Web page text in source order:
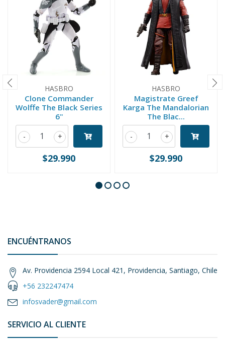
HASBRO
Clone Commander
Wolffe The Black Series
6"
+
-
$29.990
HASBRO
Magistrate Greef
Karga The Mandalorian
The Blac...
+
-
$29.990
ENCUÉNTRANOS
Av. Providencia 2594 Local 421, Providencia, Santiago, Chile
+56 232247474
infosvader@gmail.com
SERVICIO AL CLIENTE